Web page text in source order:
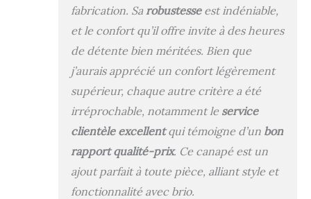
fabrication. Sa robustesseest indéniable,
et le confort qu’il offre invite à des heures
de détente bien méritées. Bien que
j’aurais apprécié un confort légèrement
supérieur, chaque autre critère a été
irréprochable, notamment le service
clientèle excellentqui témoigne d’un bon
rapport qualité-prix. Ce canapé est un
ajout parfait à toute pièce, alliant style et
fonctionnalité avec brio.